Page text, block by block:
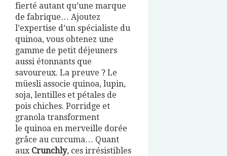
fierté autant qu’une marque
de fabrique… Ajoutez
l’expertise d’un spécialiste du
quinoa, vous obtenez une
gamme de petit déjeuners
aussi étonnants que
savoureux. La preuve ? Le
müesli associe quinoa, lupin,
soja, lentilles et pétales de
pois chiches. Porridge et
granola transforment
le quinoa en merveille dorée
grâce au curcuma… Quant
aux Crunchly, ces irrésistibles